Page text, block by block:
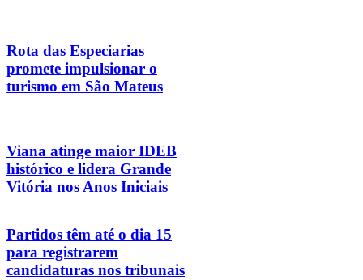
Rota das Especiarias
promete impulsionar o
turismo em São Mateus
Viana atinge maior IDEB
histórico e lidera Grande
Vitória nos Anos Iniciais
Partidos têm até o dia 15
para registrarem
candidaturas nos tribunais